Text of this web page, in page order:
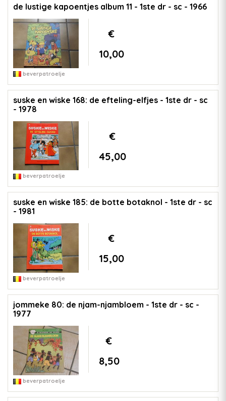
de lustige kapoentjes album 11 - 1ste dr - sc - 1966
€
10,00
beverpatroelje
suske en wiske 168: de efteling-elfjes - 1ste dr - sc
- 1978
€
45,00
beverpatroelje
suske en wiske 185: de botte botaknol - 1ste dr - sc
- 1981
€
15,00
beverpatroelje
jommeke 80: de njam-njambloem - 1ste dr - sc -
1977
€
8,50
beverpatroelje